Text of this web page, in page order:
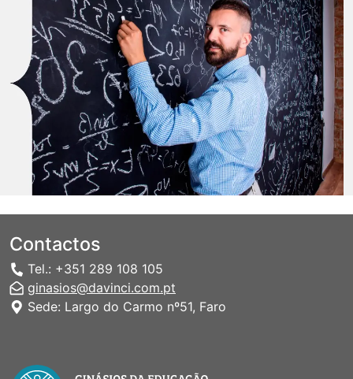
Contactos
Tel.: +351 289 108 105
ginasios@davinci.com.pt
Sede: Largo do Carmo nº51, Faro